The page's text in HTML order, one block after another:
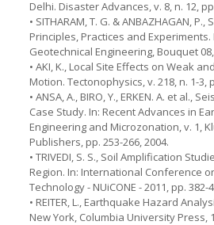
Delhi. Disaster Advances, v. 8, n. 12,
• SITHARAM, T. G. & ANBAZHAGAN,
Principles, Practices and
Geotechnical Engineering, Bouquet 08,
• AKI, K., Local Site Effects on Weak
Motion. Tectonophysics, v. 218, n. 1-3,
• ANSA, A., BIRO, Y., ERKEN. A. et al.,
Case Study. In: Recent Advances in
Engineering and Microzonation, v. 1,
Publishers, pp. 253-266, 2004.
• TRIVEDI, S. S., Soil Amplification
Region. In: International Conference
Technology - NUiCONE - 2011, pp. 382-
• REITER, L., Earthquake Hazard
New York, Columbia University Press,